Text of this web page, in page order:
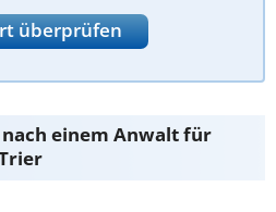
überprüfen
nach einem Anwalt für